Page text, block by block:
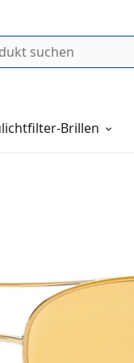
Brillen